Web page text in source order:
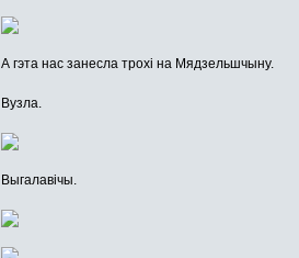
А гэта нас занесла трохі на Мядзельшчыну.
Вузла.
Выгалавічы.